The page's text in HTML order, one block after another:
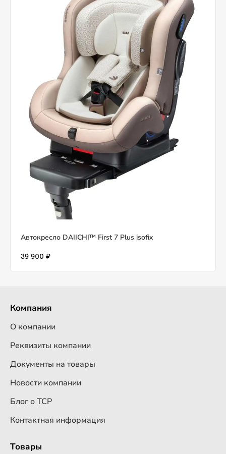
Автокресло DAIICHI™ First 7 Plus isofix
39 900 ₽
Компания
О компании
Реквизиты компании
Документы на товары
Новости компании
Блог о ТСР
Контактная информация
Товары